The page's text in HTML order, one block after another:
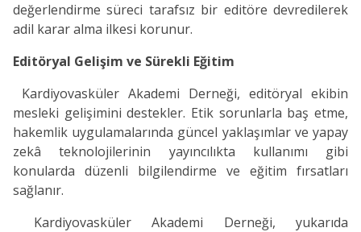
değerlendirme süreci tarafsız bir editöre devredilerek
adil karar alma ilkesi korunur.
Editöryal Gelişim ve Sürekli Eğitim
Kardiyovasküler Akademi Derneği, editöryal ekibin
mesleki gelişimini destekler. Etik sorunlarla baş etme,
hakemlik uygulamalarında güncel yaklaşımlar ve yapay
zekâ teknolojilerinin yayıncılıkta kullanımı gibi
konularda düzenli bilgilendirme ve eğitim fırsatları
sağlanır.
Kardiyovasküler Akademi Derneği, yukarıda